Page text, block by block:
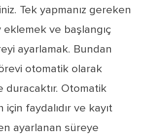
Tek yapmanız gereken
ve başlangıç
ayarlamak. Bundan
otomatik olarak
duracaktır. Otomatik
için faydalıdır ve kayıt
ayarlanan süreye